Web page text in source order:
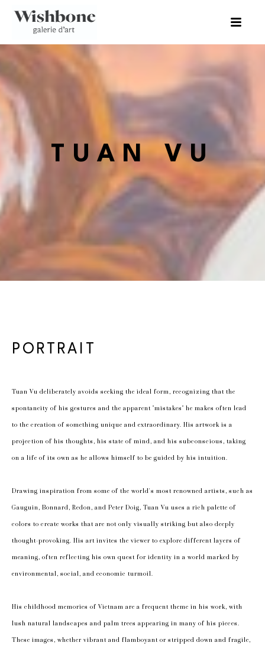
TUAN VU
PORTRAIT
Tuan Vu deliberately avoids seeking the ideal form, recognizing that the
spontaneity of his gestures and the apparent "mistakes" he makes often lead
to the creation of something unique and extraordinary. His artwork is a
projection of his thoughts, his state of mind, and his subconscious, taking
on a life of its own as he allows himself to be guided by his intuition.
Drawing inspiration from some of the world's most renowned artists, such as
Gauguin, Bonnard, Redon, and Peter Doig, Tuan Vu uses a rich palette of
colors to create works that are not only visually striking but also deeply
thought-provoking. His art invites the viewer to explore different layers of
meaning, often reflecting his own quest for identity in a world marked by
environmental, social, and economic turmoil.
His childhood memories of Vietnam are a frequent theme in his work, with
lush natural landscapes and palm trees appearing in many of his pieces.
These images, whether vibrant and flamboyant or stripped down and fragile,